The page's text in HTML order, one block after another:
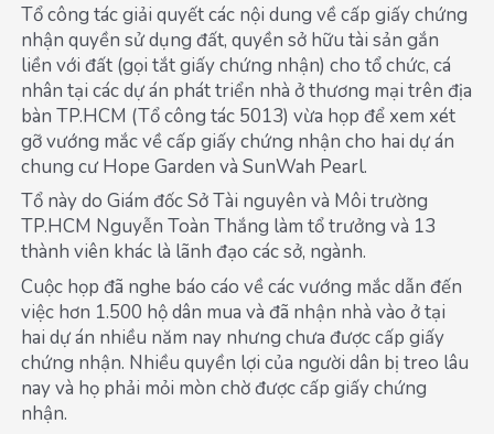
Tổ công tác giải quyết các nội dung về cấp giấy chứng
nhận quyền sử dụng đất, quyền sở hữu tài sản gắn
liền với đất (gọi tắt giấy chứng nhận) cho tổ chức, cá
nhân tại các dự án phát triển nhà ở thương mại trên địa
bàn TP.HCM (Tổ công tác 5013) vừa họp để xem xét
gỡ vướng mắc về cấp giấy chứng nhận cho hai dự án
chung cư Hope Garden và SunWah Pearl.
Tổ này do Giám đốc Sở Tài nguyên và Môi trường
TP.HCM Nguyễn Toàn Thắng làm tổ trưởng và 13
thành viên khác là lãnh đạo các sở, ngành.
Cuộc họp đã nghe báo cáo về các vướng mắc dẫn đến
việc hơn 1.500 hộ dân mua và đã nhận nhà vào ở tại
hai dự án nhiều năm nay nhưng chưa được cấp giấy
chứng nhận. Nhiều quyền lợi của người dân bị treo lâu
nay và họ phải mỏi mòn chờ được cấp giấy chứng
nhận.